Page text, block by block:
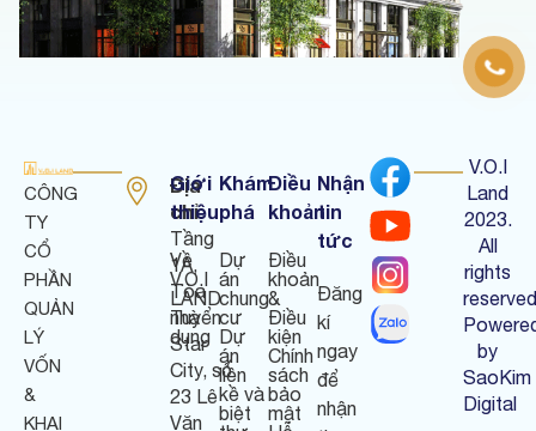
CÔNG
TY
CỔ
PHẦN
QUẢN
LÝ
VỐN
&
KHAI
Địa
chỉ:
Tầng
1A,
Tòa
nhà
Star
City, số
23 Lê
Văn
Giới
thiệu
Về
V.O.I
LAND
Tuyển
dụng
Khám
phá
Dự
án
chung
cư
Dự
án
liền
kề và
biệt
Điều
khoản
Điều
khoản
&
Điều
kiện
Chính
sách
bảo
mật
Nhận
tin
tức
Đăng
kí
ngay
để
nhận
V.O.I
Land
2023.
All
rights
by
SaoKim
Digital